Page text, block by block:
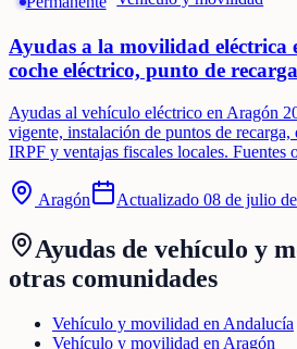
Ayudas a la movilidad eléctrica
coche eléctrico, punto de
Ayudas al vehículo eléctrico en Aragón
vigente, instalación de puntos de
IRPF y ventajas fiscales locales. Fuentes
Aragón Actualizado 08 de julio
Ayudas de vehículo y
otras comunidades
Vehículo y movilidad en Andalucía
Vehículo y movilidad en Aragón